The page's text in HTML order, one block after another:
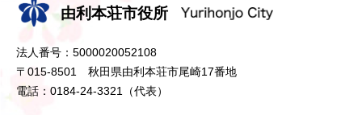
由利本荘市役所
法人番号：5000020052108
〒015-8501 秋田県由利本荘市尾崎17番地
電話：0184-24-3321（代表）